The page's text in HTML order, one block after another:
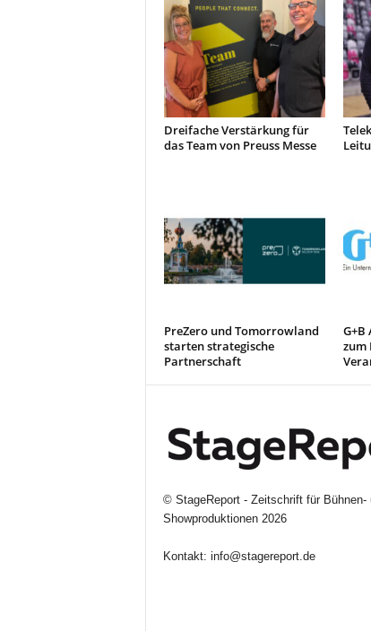
Dreifache Verstärkung für
das Team von Preuss Messe
PreZero und Tomorrowland
starten strategische
Partnerschaft
G+B
zum
© StageReport - Zeitschrift für Bühnen-
Showproduktionen2026
Kontakt: info@stagereport.de